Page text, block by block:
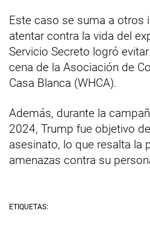
Este caso se suma a otros
atentar contra la vida del
Servicio Secreto logró
cena de la Asociación de
Casa Blanca (WHCA).
Además, durante la
2024, Trump fue objetivo
asesinato, lo que resalta la
amenazas contra su
ETIQUETAS: